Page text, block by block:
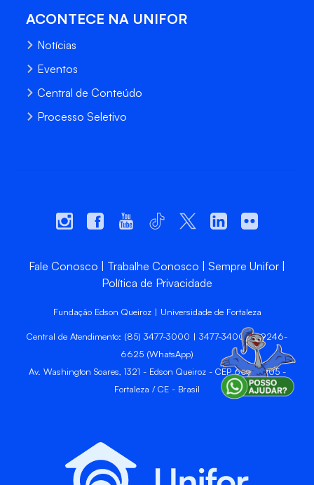
ACONTECE NA UNIFOR
Notícias
Eventos
Central de Conteúdo
Processo Seletivo
Fale Conosco Trabalhe Conosco
Sempre Unifor
Política de Privacidade
Fundação Edson Queiroz | Universidade de Fortaleza
Central de Atendimento: (85) 3477-3000 | 3477-3400 | 99246-
6625 (WhatsApp)
Av. Washington Soares, 1321 - Edson Queiroz - CEP 60811-905 -
Fortaleza / CE - Brasil